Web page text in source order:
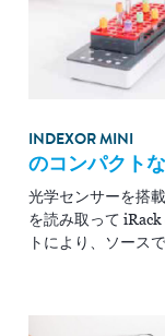
INDEXOR MINI
のコンパクト
光学センサーを搭
を読み取って
トにより、ソース